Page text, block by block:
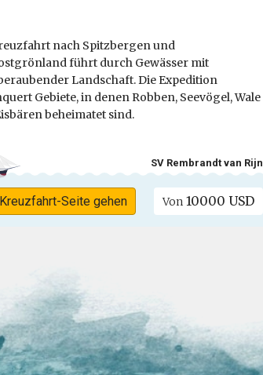
nach Spitzbergen und
führt durch Gewässer mit
Landschaft. Die Expedition
Gebiete, in denen Robben, Seevögel, Wale
beheimatet sind.
SV Rembrandt van Rijn
Seite gehen Von10000 USD